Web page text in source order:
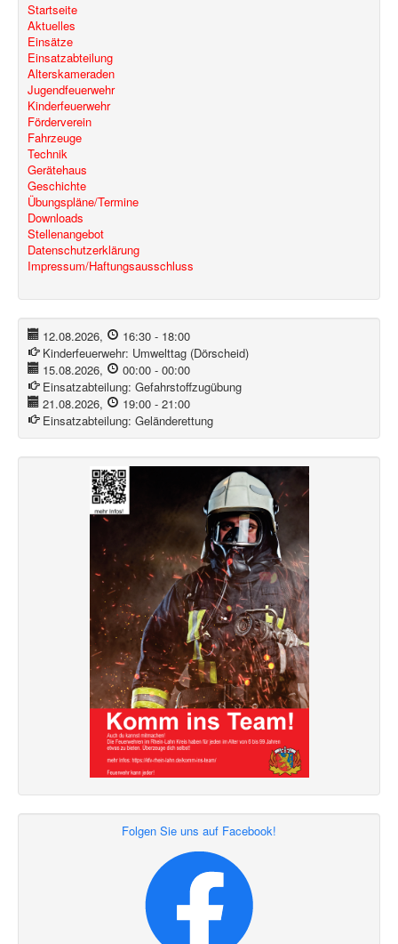
Startseite
Aktuelles
Einsätze
Einsatzabteilung
Alterskameraden
Jugendfeuerwehr
Kinderfeuerwehr
Förderverein
Fahrzeuge
Technik
Gerätehaus
Geschichte
Übungspläne/Termine
Downloads
Stellenangebot
Datenschutzerklärung
Impressum/Haftungsausschluss
12.08.2026, 16:30- 18:00
Kinderfeuerwehr: Umwelttag (Dörscheid)
15.08.2026, 00:00- 00:00
Einsatzabteilung:Gefahrstoffzugübung
21.08.2026, 19:00- 21:00
Einsatzabteilung:Geländerettung
Folgen Sie uns auf Facebook!